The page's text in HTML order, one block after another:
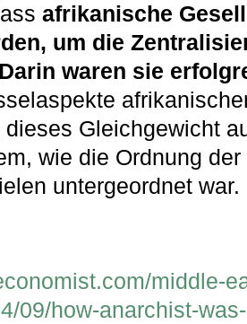
afrikanische
um die
Darin waren sie
Gleichgewicht
wie die Ordnung
untergeordnet war.
middle-
09/how-anarchist-